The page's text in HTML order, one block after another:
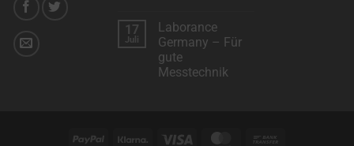
Das
Suchportal
für
professionelle
Mess-
und
Wir
arbeiten
mit
“Klarna”
für
17
Juli
Laborance
Germany – Für
gute
Messtechnik
PayPal Klarna Visa MasterCard